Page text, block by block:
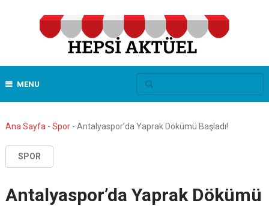
MENU
Ana Sayfa - Spor- Antalyaspor’da Yaprak Dökümü Başladı!
SPOR
Antalyaspor’da Yaprak Dökümü